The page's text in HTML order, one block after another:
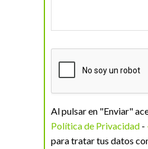
Al pulsar en "Enviar"
Política de Privacidad -
para tratar tus datos